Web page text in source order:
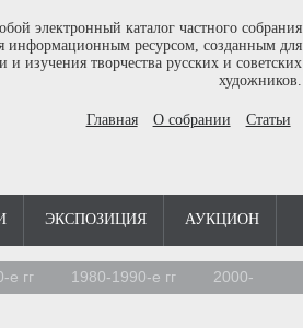
электронный каталог частного собрания
информационным ресурсом, созданным для
и изучения творчества русских и советских
художников.
Главная О собрании Статьи
ЭКСПОЗИЦИЯ АУКЦИОН
е гг 1980-1990-е гг 2000-